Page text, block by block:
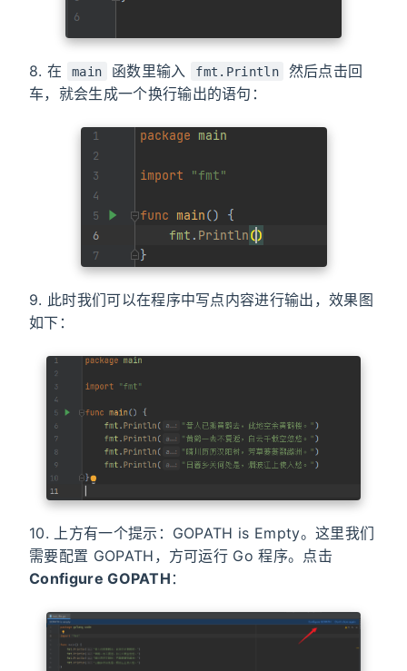
8. 在 main 函数里输入 fmt.Println
然后点击回
车，就会生成一个换行输出的语句：
9. 此时我们可以在程序中写点内容进行输出，效果图
如下：
10. 上方有一个提示：GOPATH is Empty。这里我们
需要配置 GOPATH，方可运行 Go 程序。点击
Configure GOPATH ：